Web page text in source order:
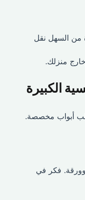
السهل نقل
منزلك.
الكبيرة
أبواب مخصصة.
فكر في